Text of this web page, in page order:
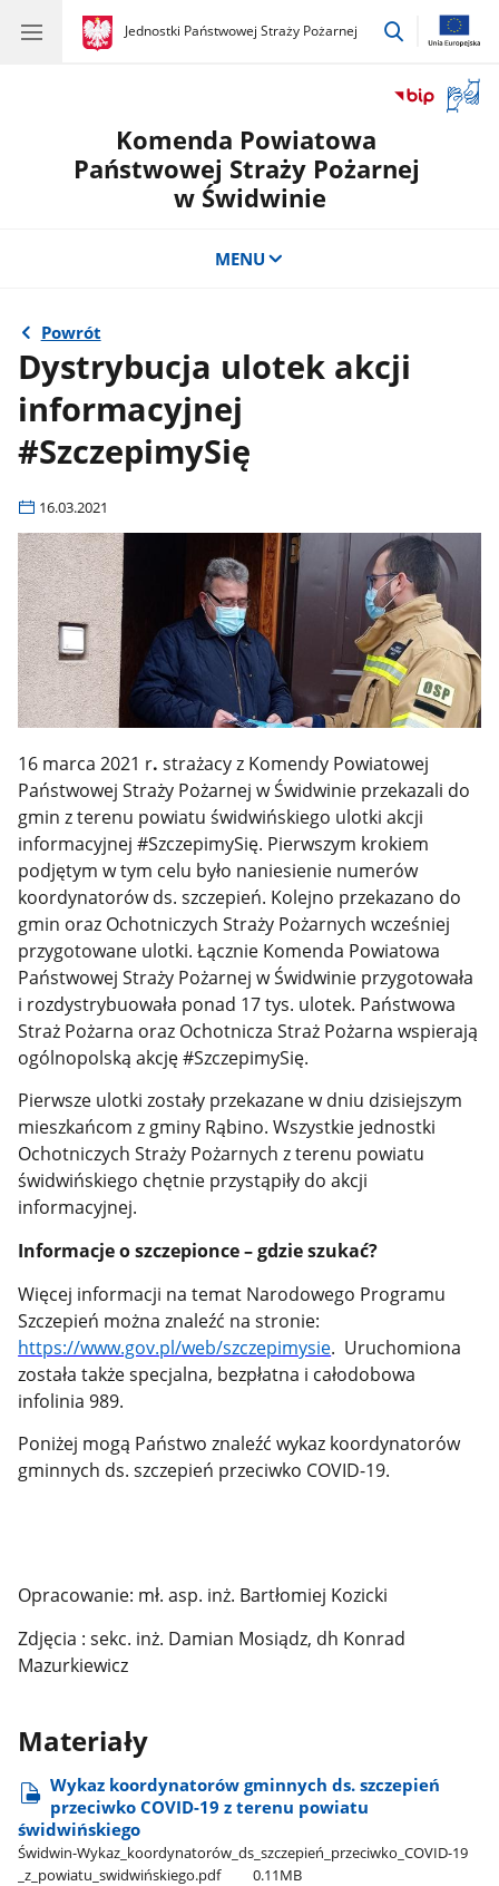
gov.pl
Jednostki Państwowej Straży Pożarnej
gov.pl
Jednostki
przejdź
okno
Komenda Powiatowa
Państwowej Straży Pożarnej
w Świdwinie
MENU
Powrót
Dystrybucja ulotek akcji
informacyjnej
#SzczepimySię
16.03.2021
16 marca 2021 r. strażacy z Komendy Powiatowej
Państwowej Straży Pożarnej w Świdwinie przekazali do
gmin z terenu powiatu świdwińskiego ulotki akcji
informacyjnej #SzczepimySię. Pierwszym krokiem
podjętym w tym celu było naniesienie numerów
koordynatorów ds. szczepień. Kolejno przekazano do
gmin oraz Ochotniczych Straży Pożarnych wcześniej
przygotowane ulotki. Łącznie Komenda Powiatowa
Państwowej Straży Pożarnej w Świdwinie przygotowała
i rozdystrybuowała ponad 17 tys. ulotek. Państwowa
Straż Pożarna oraz Ochotnicza Straż Pożarna wspierają
ogólnopolską akcję #SzczepimySię.
Pierwsze ulotki zostały przekazane w dniu dzisiejszym
mieszkańcom z gminy Rąbino. Wszystkie jednostki
Ochotniczych Straży Pożarnych z terenu powiatu
świdwińskiego chętnie przystąpiły do akcji
informacyjnej.
Informacje o szczepionce – gdzie szukać?
Więcej informacji na temat Narodowego Programu
Szczepień można znaleźć na stronie:
https://www.gov.pl/web/szczepimysie. Uruchomiona
została także specjalna, bezpłatna i całodobowa
infolinia 989.
Poniżej mogą Państwo znaleźć wykaz koordynatorów
gminnych ds. szczepień przeciwko COVID-19.
Opracowanie: mł. asp. inż. Bartłomiej Kozicki
Zdjęcia : sekc. inż. Damian Mosiądz, dh Konrad
Mazurkiewicz
Materiały
Wykaz koordynatorów gminnych ds. szczepień
przeciwko COVID-19 z terenu powiatu
świdwińskiego
Świdwin-Wykaz​_koordynatorów​_ds​_szczepień​_przeciwko​_COVID-19​
_z​_powiatu​_swidwińskiego.pdf
0.11MB